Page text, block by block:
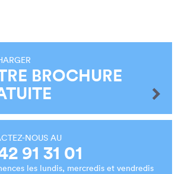
BROCHURE
NOUS AU
91 31 01
les lundis, mercredis et vendredis